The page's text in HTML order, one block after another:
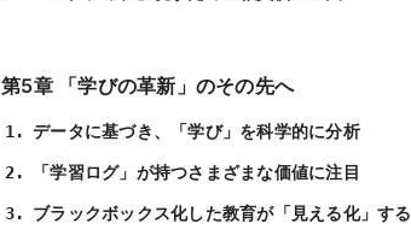
第5章 「学びの革新」のその先へ
データに基づき、「学び」を科学的に分析
「学習ログ」が持つさまざまな価値に注目
ブラックボックス化した教育が「見える化」する